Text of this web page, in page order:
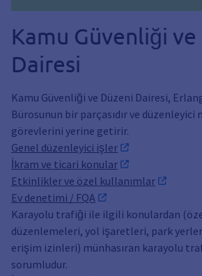
Kamu Güvenliği ve
Dairesi
Kamu Güvenliği ve Düzeni Dairesi,
Bürosunun bir parçasıdır ve düzenleyici
görevlerini yerine getirir.
Genel düzenleyici işler
İkram ve ticari konular
Etkinlikler ve özel kullanımlar
Ev denetimi / FQA
Karayolu trafiği ile ilgili konulardan
düzenlemeleri, yol işaretleri, park
erişim izinleri) münhasıran karayolu
sorumludur.